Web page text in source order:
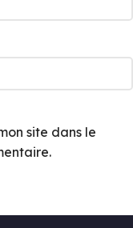
site dans le